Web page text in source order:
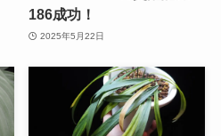
186成功！
2025年5月22日